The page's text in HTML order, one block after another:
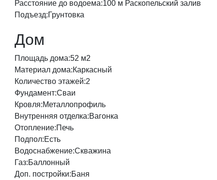
Расстояние до водоема:100 м Раскопельский залив
Подъезд:Грунтовка
Дом
Площадь дома:52 м2
Материал дома:Каркасный
Количество этажей:2
Фундамент:Сваи
Кровля:Металлопрофиль
Внутренняя отделка:Вагонка
Отопление:Печь
Подпол:Есть
Водоснабжение:Скважина
Газ:Баллонный
Доп. постройки:Баня